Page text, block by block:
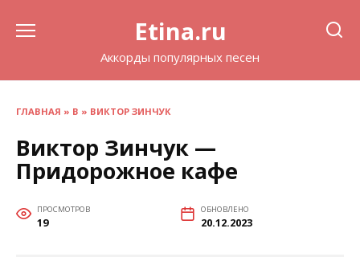
Etina.ru
Аккорды популярных песен
ГЛАВНАЯ » В » ВИКТОР ЗИНЧУК
Виктор Зинчук —
Придорожное кафе
ПРОСМОТРОВ
19
ОБНОВЛЕНО
20.12.2023